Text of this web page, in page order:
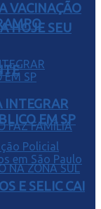
HOJE SEU
VACINAÇÃO
INTEGRAR
EM SP
E SELIC CAI